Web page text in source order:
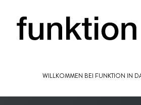
Sie sind hier:
WILLKOMMEN BEI FUNKTION IN